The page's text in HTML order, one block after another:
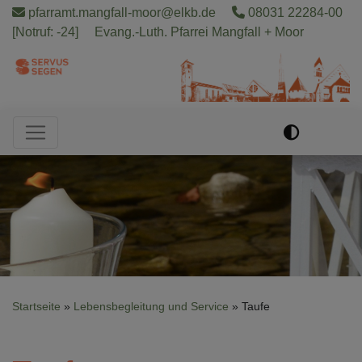
Direkt
zum
pfarramt.mangfall-moor@elkb.de
08031 22284-00
[Notruf: -24]
Evang.-Luth. Pfarrei Mangfall + Moor
Hauptnavigation
Startseite Lebensbegleitung und Service Taufe